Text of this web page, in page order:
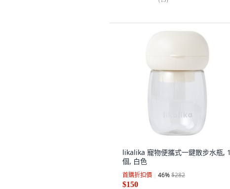
likalika 寵物便攜式一鍵散步水瓶, 1
個, 白色
首購折扣價 46%$282
$150